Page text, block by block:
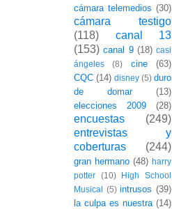
cámara telemedios (30)
cámara testigo
(118)
canal 13
(153) canal 9 (18) casi
ángeles
(8) cine
(63)
CQC (14) disney (5) duro
de domar
(13)
elecciones 2009
(28)
encuestas
(249)
entrevistas y
coberturas
(244)
gran hermano (48) harry
potter
(10)
High School
Musical (5) intrusos (39)
la culpa es nuestra (14)